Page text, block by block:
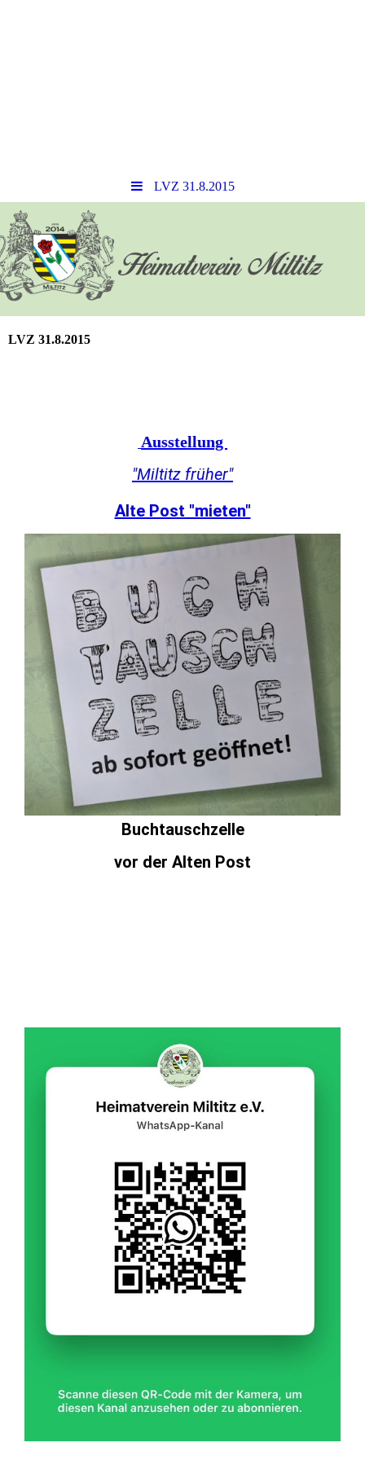
LVZ 31.8.2015
LVZ 31.8.2015
Ausstellung
"Miltitz früher"
Alte Post "mieten"
Buchtauschzelle
vor der Alten Post